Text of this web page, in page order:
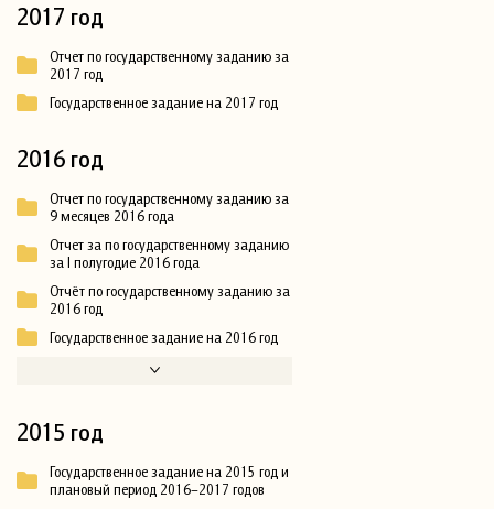
2017 год
Отчет по государственному заданию за
2017 год
Государственное задание на 2017 год
2016 год
Отчет по государственному заданию за
9 месяцев 2016 года
Отчет за по государственному заданию
за I полугодие 2016 года
Отчёт по государственному заданию за
2016 год
Государственное задание на 2016 год
2015 год
Государственное задание на 2015 год и
плановый период 2016–2017 годов